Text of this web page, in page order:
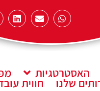
האסטרטגיות
שלנו חווית